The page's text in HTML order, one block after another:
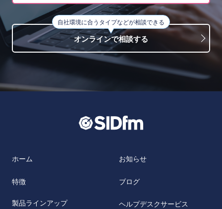
自社環境に合うタイプなどが相談できる
オンラインで相談する
ホーム
特徴
製品ラインアップ
お知らせ
ブログ
ヘルプデスクサービス